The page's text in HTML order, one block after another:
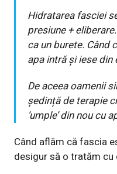
Hidratarea fasciei
presiune +
ca un burete. Când
apa intră și iese
De aceea oamenii
ședință de terapie
umple’din nou cu
Când aflăm că fascia
desigur să o tratăm cu